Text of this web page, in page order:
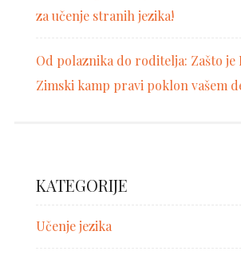
za učenje stranih jezika!
Od polaznika do roditelja: Zašto je
Zimski kamp pravi poklon vašem
KATEGORIJE
Učenje jezika